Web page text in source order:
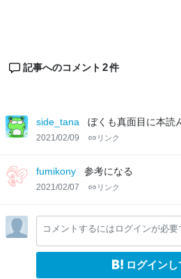
記事へのコメント 2件
side_tana ぼくも真面目に本読
2021/02/09 リンク
fumikony 参考になる
2021/02/07 リンク
コメントするにはログインが必要
ログインし